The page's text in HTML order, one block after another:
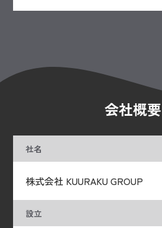
会社概要
社名
株式会社 KUURAKU GROUP
設立